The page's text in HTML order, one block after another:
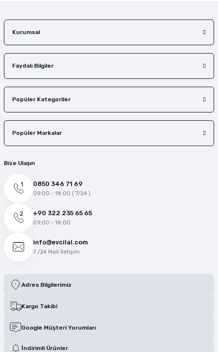
Kurumsal
Faydalı Bilgiler
Popüler Kategoriler
Popüler Markalar
Bize Ulaşın
0850 346 71 69
09:00 - 18:00 ( 7/24 )
+90 322 235 65 65
09:00 - 18:00
info@evcilal.com
7 /24 Mail İletişim
Adres Bilgilerimiz
Kargo Takibi
Google Müşteri Yorumları
İndirimli Ürünler